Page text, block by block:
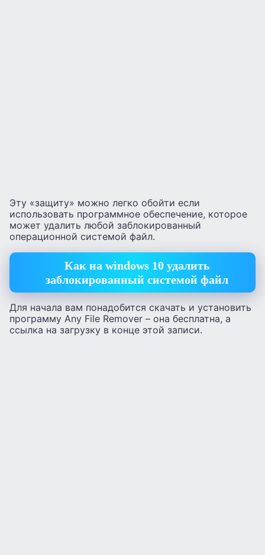
Эту «защиту» можно легко обойти если
использовать программное обеспечение, которое
может удалить любой заблокированный
операционной системой файл.
Как на windows 10 удалить
заблокированный системой файл
Для начала вам понадобится скачать и установить
программу Any File Remover – она бесплатна, а
ссылка на загрузку в конце этой записи.